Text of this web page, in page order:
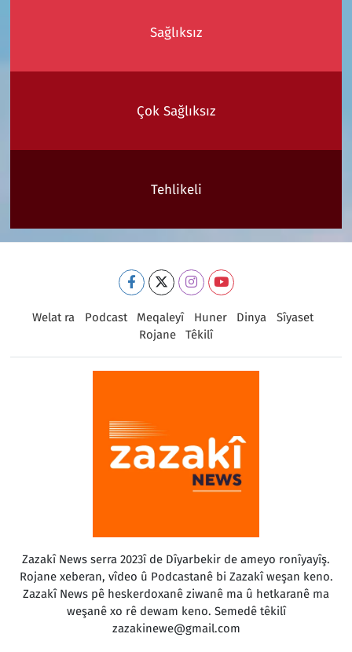
Sağlıksız
Çok Sağlıksız
Tehlikeli
Welat ra Podcast Meqaleyî Huner Dinya
Sîyaset
Rojane
Têkilî
Zazakî News serra 2023î de Dîyarbekir de ameyo ronîyayîş.
Rojane xeberan, vîdeo û Podcastanê bi Zazakî weşan keno.
Zazakî News pê heskerdoxanê ziwanê ma û hetkaranê ma
weşanê xo rê dewam keno. Semedê têkilî
zazakinewe@gmail.com